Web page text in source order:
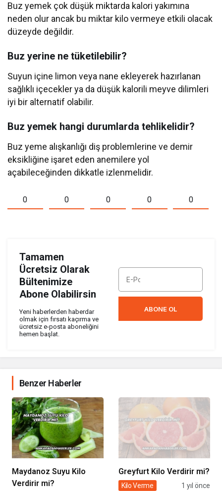
Buz yemek çok düşük miktarda kalori yakımına
neden olur ancak bu miktar kilo vermeye etkili olacak
düzeyde değildir.
Buz yerine ne tüketilebilir?
Suyun içine limon veya nane ekleyerek hazırlanan
sağlıklı içecekler ya da düşük kalorili meyve dilimleri
iyi bir alternatif olabilir.
Buz yemek hangi durumlarda tehlikelidir?
Buz yeme alışkanlığı diş problemlerine ve demir
eksikliğine işaret eden anemilere yol
açabileceğinden dikkatle izlenmelidir.
0 0 0 0 0
Tamamen
Ücretsiz Olarak
Bültenimize
Abone Olabilirsin
Yeni haberlerden haberdar
olmak için fırsatı kaçırma ve
ücretsiz e-posta aboneliğini
hemen başlat.
ABONE OL
Benzer Haberler
Maydanoz Suyu Kilo
Verdirir mi?
Greyfurt Kilo Verdirir mi?
Kilo Verme 1 yıl önce